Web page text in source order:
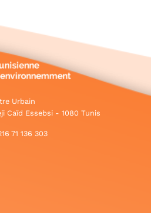
Urbain
Caïd Essebsi - 1080 Tunis
71 136 303